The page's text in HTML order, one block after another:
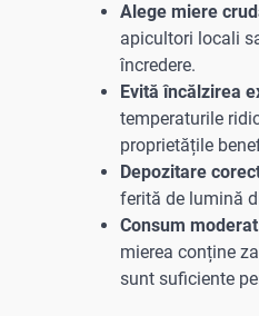
Alege miere
apicultori locali
încredere.
Evită încălzirea
temperaturile
proprietățile
Depozitare
ferită de lumină
Consum
mierea conține
sunt suficiente